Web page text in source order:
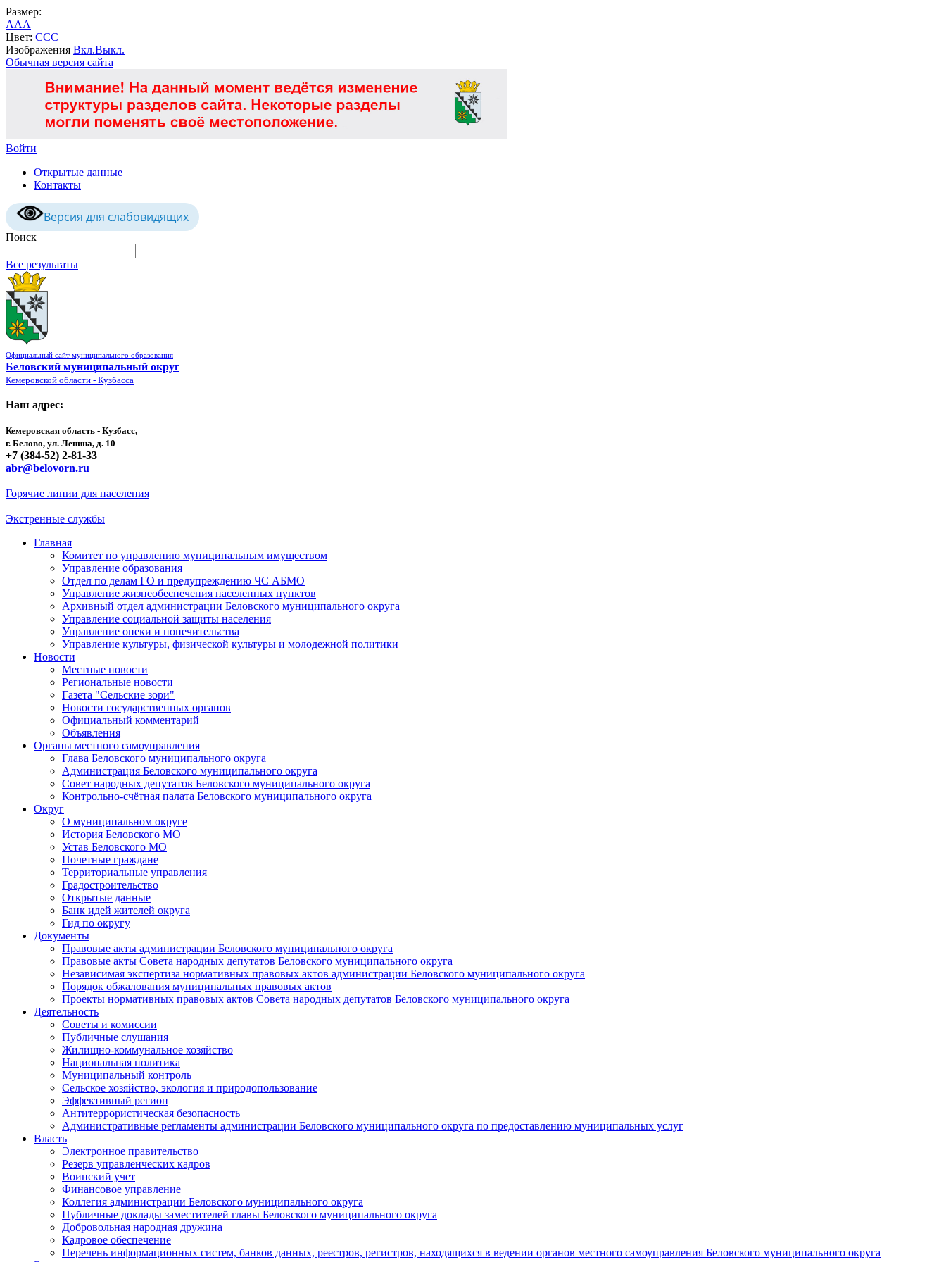
Размер:
AAA
Цвет: CCC
Изображения Вкл.Выкл.
Обычная версия сайта
Войти
Открытые данные
Контакты
Версия для слабовидящих
Поиск
Все результаты
Официальный сайт муниципального образования
Беловский муниципальный округ
Кемеровской области - Кузбасса
Наш адрес:
Кемеровская область - Кузбасс,
г. Белово, ул. Ленина, д. 10
+7 (384-52) 2-81-33
abr@belovorn.ru
Горячие линии для населения
Экстренные службы
Главная
Комитет по управлению муниципальным имуществом
Управление образования
Отдел по делам ГО и предупреждению ЧС АБМО
Управление жизнеобеспечения населенных пунктов
Архивный отдел администрации Беловского муниципального округа
Управление социальной защиты населения
Управление опеки и попечительства
Управление культуры, физической культуры и молодежной политики
Новости
Местные новости
Региональные новости
Газета "Сельские зори"
Новости государственных органов
Официальный комментарий
Объявления
Органы местного самоуправления
Глава Беловского муниципального округа
Администрация Беловского муниципального округа
Совет народных депутатов Беловского муниципального округа
Контрольно-счётная палата Беловского муниципального округа
Округ
О муниципальном округе
История Беловского МО
Устав Беловского МО
Почетные граждане
Территориальные управления
Градостроительство
Открытые данные
Банк идей жителей округа
Гид по округу
Документы
Правовые акты администрации Беловского муниципального округа
Правовые акты Совета народных депутатов Беловского муниципального округа
Независимая экспертиза нормативных правовых актов администрации Беловского муниципального округа
Порядок обжалования муниципальных правовых актов
Проекты нормативных правовых актов Совета народных депутатов Беловского муниципального округа
Деятельность
Советы и комиссии
Публичные слушания
Жилищно-коммунальное хозяйство
Национальная политика
Муниципальный контроль
Сельское хозяйство, экология и природопользование
Эффективный регион
Антитеррористическая безопасность
Административные регламенты администрации Беловского муниципального округа по предоставлению муниципальных услуг
Власть
Электронное правительство
Резерв управленческих кадров
Воинский учет
Финансовое управление
Коллегия администрации Беловского муниципального округа
Публичные доклады заместителей главы Беловского муниципального округа
Добровольная народная дружина
Кадровое обеспечение
Перечень информационных систем, банков данных, реестров, регистров, находящихся в ведении органов местного самоуправления Беловского муниципального округа